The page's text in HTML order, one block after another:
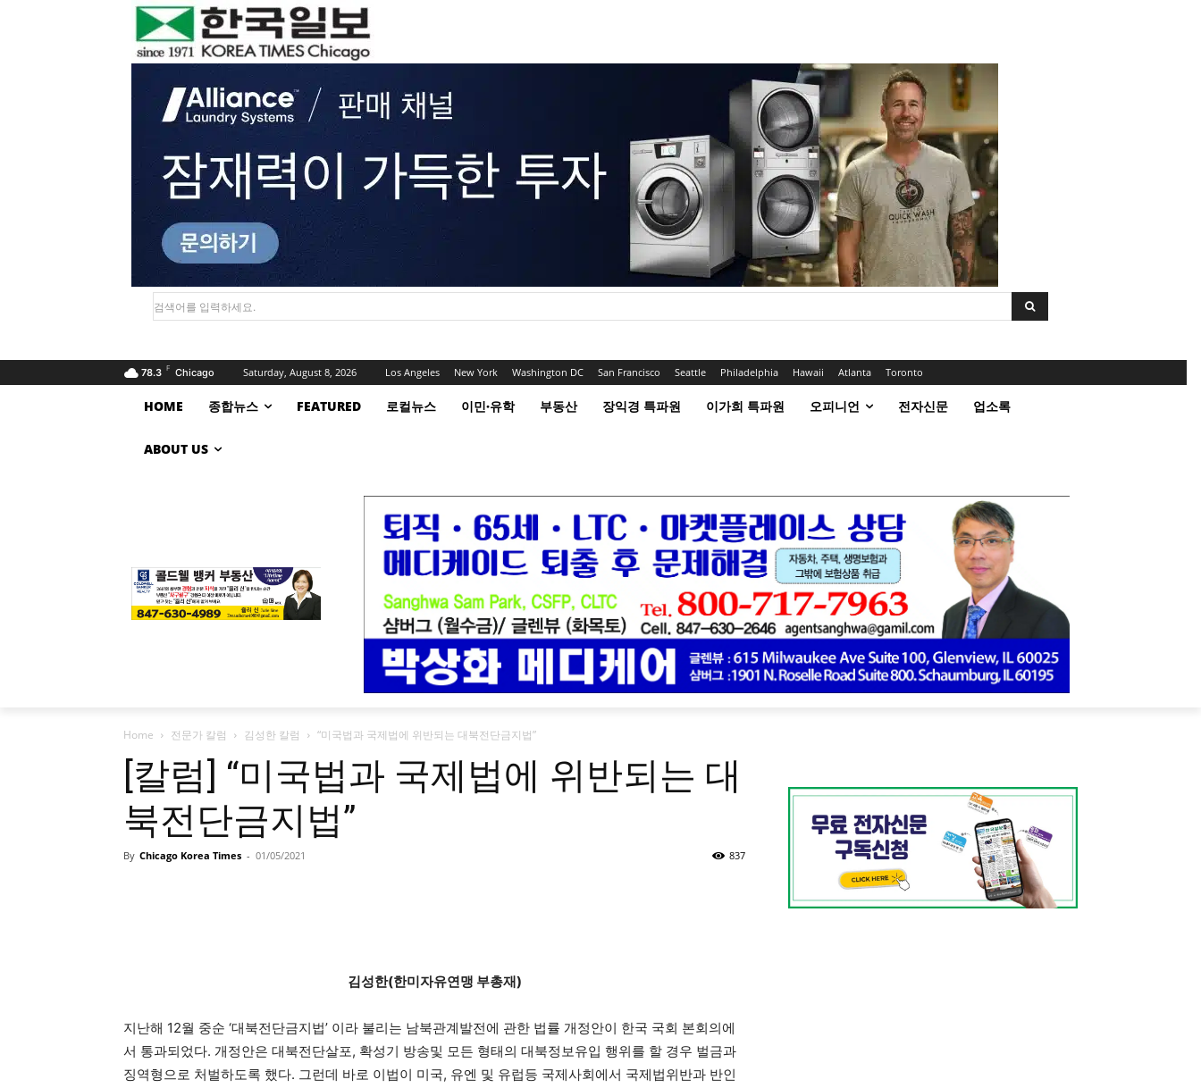
검색어를 입력하세요.
78.3 F Chicago Saturday, August 8, 2026 Los Angeles New York Washington DC San Francisco Seattle Philadelphia Hawaii Atlanta Toronto
HOME 종합뉴스 FEATURED 로컬뉴스 이민·유학 부동산 장익경 특파원 이가희 특파원 오피니언 전자신문 업소록
ABOUT US
Home 전문가 칼럼 김성한 칼럼 “미국법과 국제법에 위반되는 대북전단금지법”
[칼럼] “미국법과 국제법에 위반되는 대
북전단금지법”
By Chicago Korea Times - 01/05/2021 837
김성한(한미자유연맹 부총재)
지난해 12월 중순 ‘대북전단금지법’ 이라 불리는 남북관계발전에 관한 법률 개정안이 한국 국회 본회의에
서 통과되었다. 개정안은 대북전단살포, 확성기 방송및 모든 형태의 대북정보유입 행위를 할 경우 벌금과
징역형으로 처벌하도록 했다. 그런데 바로 이법이 미국, 유엔 및 유럽등 국제사회에서 국제법위반과 반인